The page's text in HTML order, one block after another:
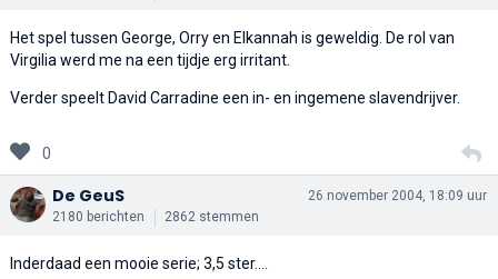
Het spel tussen George, Orry en Elkannah is geweldig. De rol van
Virgilia werd me na een tijdje erg irritant.
Verder speelt David Carradine een in- en ingemene slavendrijver.
0
De GeuS
2180 berichten 2862 stemmen
26 november 2004, 18:09 uur
Inderdaad een mooie serie; 3,5 ster....